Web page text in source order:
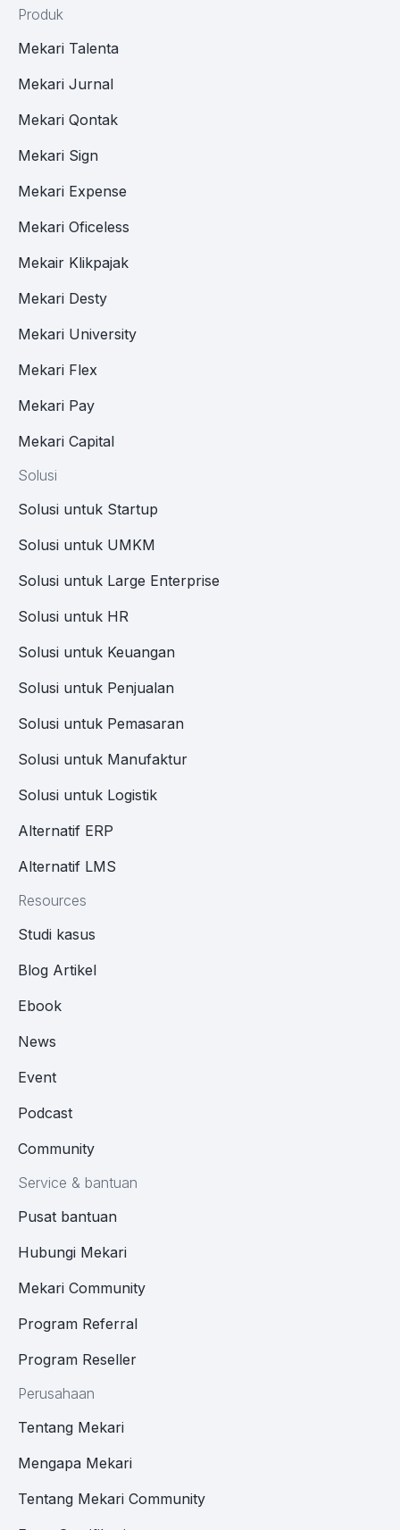
Produk
Mekari Talenta
Mekari Jurnal
Mekari Qontak
Mekari Sign
Mekari Expense
Mekari Oficeless
Mekair Klikpajak
Mekari Desty
Mekari University
Mekari Flex
Mekari Pay
Mekari Capital
Solusi
Solusi untuk Startup
Solusi untuk UMKM
Solusi untuk Large Enterprise
Solusi untuk HR
Solusi untuk Keuangan
Solusi untuk Penjualan
Solusi untuk Pemasaran
Solusi untuk Manufaktur
Solusi untuk Logistik
Alternatif ERP
Alternatif LMS
Resources
Studi kasus
Blog Artikel
Ebook
News
Event
Podcast
Community
Service & bantuan
Pusat bantuan
Hubungi Mekari
Mekari Community
Program Referral
Program Reseller
Perusahaan
Tentang Mekari
Mengapa Mekari
Tentang Mekari Community